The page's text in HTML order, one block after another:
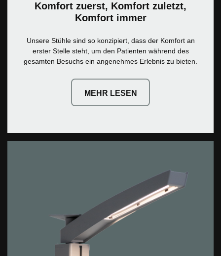
Komfort zuerst, Komfort zuletzt,
Komfort immer
Unsere Stühle sind so konzipiert, dass der Komfort an
erster Stelle steht, um den Patienten während des
gesamten Besuchs ein angenehmes Erlebnis zu bieten.
MEHR LESEN